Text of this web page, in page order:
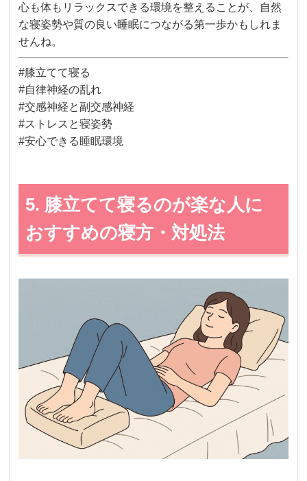
心も体もリラックスできる環境を整えることが、自然
な寝姿勢や質の良い睡眠につながる第一歩かもしれま
せんね。
#膝立てて寝る
#自律神経の乱れ
#交感神経と副交感神経
#ストレスと寝姿勢
#安心できる睡眠環境
5. 膝立てて寝るのが楽な人に
おすすめの寝方・対処法